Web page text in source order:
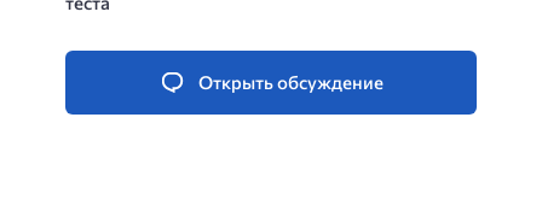
Открыть обсуждение